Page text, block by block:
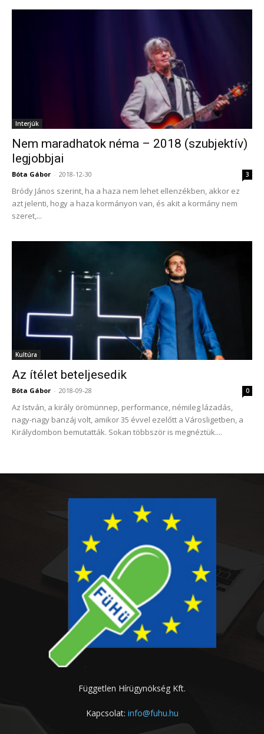
Interjúk
Nem maradhatok néma – 2018 (szubjektív)
legjobbjai
Bóta Gábor - 2018-12-30 3
Bródy János szerint, ha a haza nem lehet ellenzékben, akkor ez
azt jelenti, hogy a haza kormányon van, és akit a kormány nem
szeret,...
Kultúra
Az ítélet beteljesedik
Bóta Gábor - 2018-09-28 0
Az István, a király örömünnep, performance, némileg lázadás,
nagy-nagy banzáj volt, amikor 35 évvel ezelőtt a Városligetben, a
Királydombon bemutatták. Sokan többször is megnéztük....
Független Hírügynökség Kft.
Kapcsolat: info@fuhu.hu